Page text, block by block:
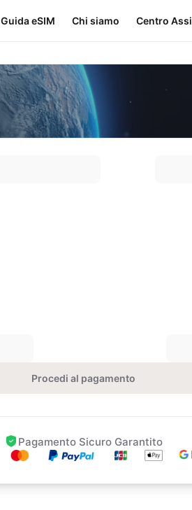
Guida eSIM Chi siamo Centro
Procedi al pagamento
Pagamento Sicuro Garantito